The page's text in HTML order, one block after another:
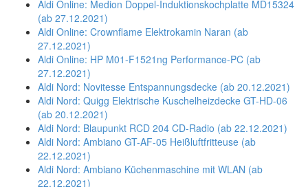
Aldi Online: Medion Doppel-Induktionskochplatte MD15324
(ab 27.12.2021)
Aldi Online: Crownflame Elektrokamin Naran (ab
27.12.2021)
Aldi Online: HP M01-F1521ng Performance-PC (ab
27.12.2021)
Aldi Nord: Novitesse Entspannungsdecke (ab 20.12.2021)
Aldi Nord: Quigg Elektrische Kuschelheizdecke GT-HD-06
(ab 20.12.2021)
Aldi Nord: Blaupunkt RCD 204 CD-Radio (ab 22.12.2021)
Aldi Nord: Ambiano GT-AF-05 Heißluftfritteuse (ab
22.12.2021)
Aldi Nord: Ambiano Küchenmaschine mit WLAN (ab
22.12.2021)